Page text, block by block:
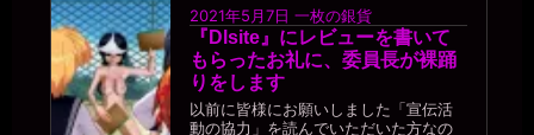
2021年5月7日 一枚の銀貨
『Dlsite』にレビューを書いて
もらったお礼に、委員長が裸踊
りをします
以前に皆様にお願いしました「宣伝活
動の協力」を読んでいただいた方なの
2026年7月18日 - 21:15
あうう。。申し訳ありません。。
一枚の銀貨
2026年7月18日 - 21:18
そのうち、「便器が喋った」と人から驚かれるようになるだろう。